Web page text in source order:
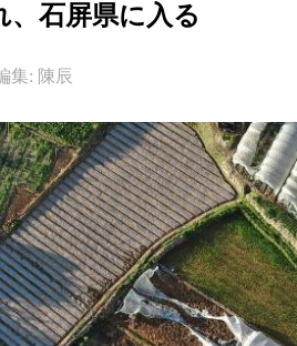
、石屏県に入る
集: 陳辰